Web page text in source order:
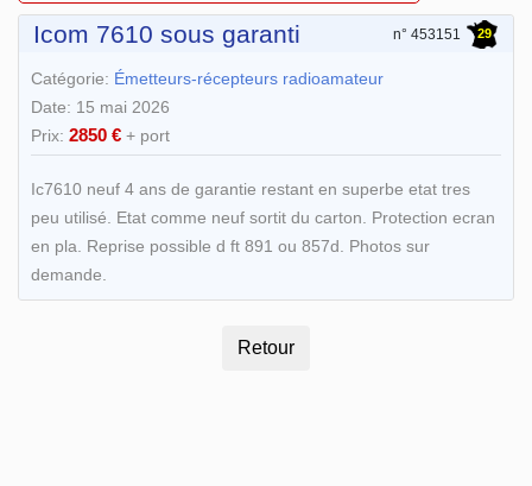
Icom 7610 sous garanti n° 453151 29
Catégorie: Émetteurs-récepteurs radioamateur
Date: 15 mai 2026
Prix: 2850 € + port
Ic7610 neuf 4 ans de garantie restant en superbe etat tres
peu utilisé. Etat comme neuf sortit du carton. Protection ecran
en pla. Reprise possible d ft 891 ou 857d. Photos sur
demande.